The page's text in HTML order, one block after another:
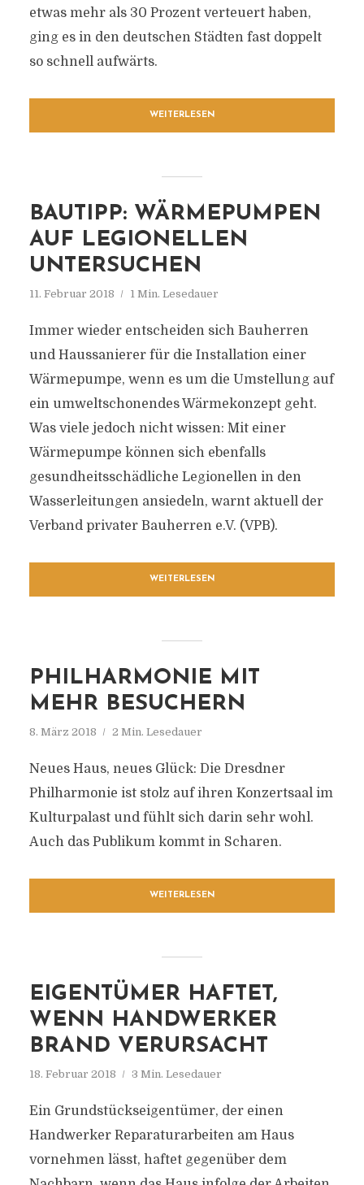
etwas mehr als 30 Prozent verteuert haben,
ging es in den deutschen Städten fast doppelt
so schnell aufwärts.
WEITERLESEN
BAUTIPP: WÄRMEPUMPEN
AUF LEGIONELLEN
UNTERSUCHEN
11. Februar 2018 1 Min. Lesedauer
Immer wieder entscheiden sich Bauherren
und Haussanierer für die Installation einer
Wärmepumpe, wenn es um die Umstellung auf
ein umweltschonendes Wärmekonzept geht.
Was viele jedoch nicht wissen: Mit einer
Wärmepumpe können sich ebenfalls
gesundheitsschädliche Legionellen in den
Wasserleitungen ansiedeln, warnt aktuell der
Verband privater Bauherren e.V. (VPB).
WEITERLESEN
PHILHARMONIE MIT
MEHR BESUCHERN
8. März 2018 2 Min. Lesedauer
Neues Haus, neues Glück: Die Dresdner
Philharmonie ist stolz auf ihren Konzertsaal im
Kulturpalast und fühlt sich darin sehr wohl.
Auch das Publikum kommt in Scharen.
WEITERLESEN
EIGENTÜMER HAFTET,
WENN HANDWERKER
BRAND VERURSACHT
18. Februar 2018 3 Min. Lesedauer
Ein Grundstückseigentümer, der einen
Handwerker Reparaturarbeiten am Haus
vornehmen lässt, haftet gegenüber dem